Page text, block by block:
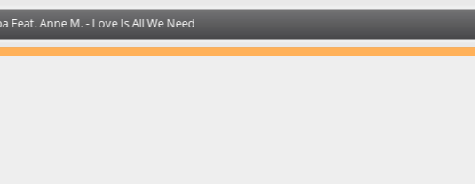
Anne M. - Love Is All We Need